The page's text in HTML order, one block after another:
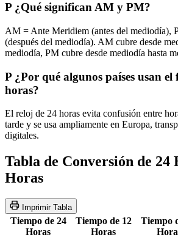
P ¿Qué significan AM y PM?
AM = Ante Meridiem (antes del mediodía),
(después del mediodía). AM cubre desde
mediodía, PM cubre desde mediodía hasta
P ¿Por qué algunos países usan
horas?
El reloj de 24 horas evita confusión entre
tarde y se usa ampliamente en Europa,
digitales.
Tabla de Conversión de 24
Horas
Imprimir Tabla
Tiempo de 24
Horas
Tiempo de 12
Horas
Tiempo